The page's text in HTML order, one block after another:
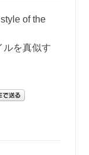
of the
ルを真似す